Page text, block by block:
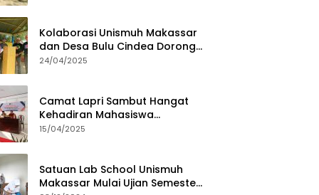
Kolaborasi Unismuh Makassar
dan Desa Bulu Cindea Dorong
Sentra Garam Industri
24/04/2025
Camat Lapri Sambut Hangat
Kehadiran Mahasiswa
PoltekMu
15/04/2025
Satuan Lab School Unismuh
Makassar Mulai Ujian Semester,